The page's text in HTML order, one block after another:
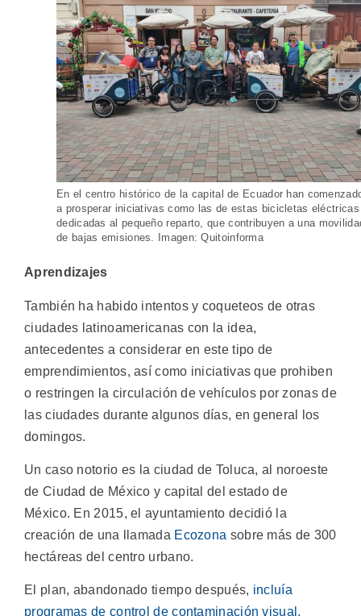
En el centro histórico de la capital de Ecuador han
a prosperar iniciativas como las de estas bicicletas eléctricas
dedicadas al pequeño reparto, que contribuyen a una
de bajas emisiones. Imagen: Quitoinforma
Aprendizajes
También ha habido intentos y coqueteos de otras
ciudades latinoamericanas con la idea,
antecedentes a considerar en este tipo de
emprendimientos, así como iniciativas que prohiben
o restringen la circulación de vehículos por zonas de
las ciudades durante algunos días, en general los
domingos.
Un caso notorio es la ciudad de Toluca, al noroeste
de Ciudad de México y capital del estado de
México. En 2015, el ayuntamiento decidió la
creación de una llamada Ecozona sobre más de 300
hectáreas del centro urbano.
El plan, abandonado tiempo después, incluía
programas de control de contaminación visual,